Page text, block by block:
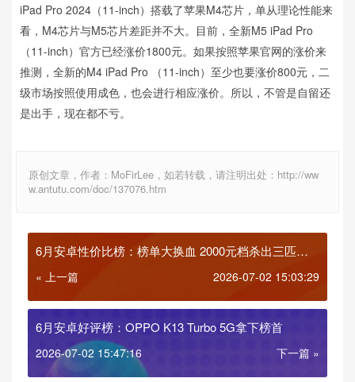
iPad Pro 2024（11-inch）搭载了苹果M4芯片，单从理论性能来
看，M4芯片与M5芯片差距并不大。目前，全新M5 iPad Pro
（11-inch）官方已经涨价1800元。如果按照苹果官网的涨价来
推测，全新的M4 iPad Pro （11-inch）至少也要涨价800元，二
级市场按照使用成色，也会进行相应涨价。所以，不管是自留还
是出手，现在都不亏。
原创文章，作者：MoFirLee，如若转载，请注明出处：http://ww
w.antutu.com/doc/137076.htm
6月安卓性价比榜：榜单大换血 2000元档杀出三匹黑
马
« 上一篇 2026-07-02 15:03:29
6月安卓好评榜：OPPO K13 Turbo 5G拿下榜首
2026-07-02 15:47:16 下一篇 »